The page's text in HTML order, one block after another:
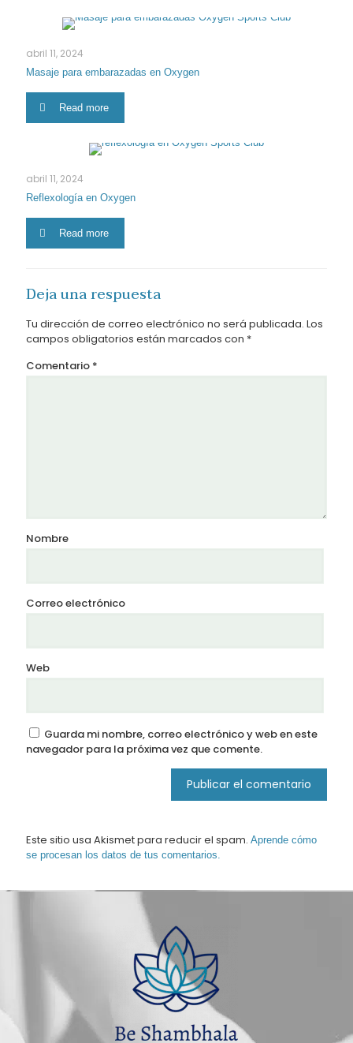
abril 11, 2024
Masaje para embarazadas en Oxygen
Read more
abril 11, 2024
Reflexología en Oxygen
Read more
Deja una respuesta
Tu dirección de correo electrónico no será publicada. Los
campos obligatorios están marcados con *
Comentario *
Nombre
Correo electrónico
Web
Guarda mi nombre, correo electrónico y web en este
navegador para la próxima vez que comente.
Este sitio usa Akismet para reducir el spam. Aprende cómo
se procesan los datos de tus comentarios.